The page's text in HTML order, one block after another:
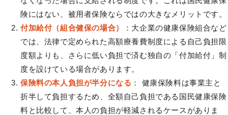
険にはない、被用者保険ならではの大きなメリットです。
付加給付（組合健保の場合）
：大企業の健康保険組合など
では、法律で定められた高額療養費制度による自己負担限
度額よりも、さらに低い負担で済む独自の「付加給付」制
度を設けている場合があります。
保険料の本人負担が半分になる ： 健康保険料は事業主と
折半して負担するため、全額自己負担である国民健康保険
料と比較して、本人の負担が軽減されるケースがありま